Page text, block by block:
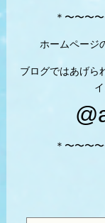
＊〜〜〜
ホームページ
ブログではあげら
＊〜〜〜